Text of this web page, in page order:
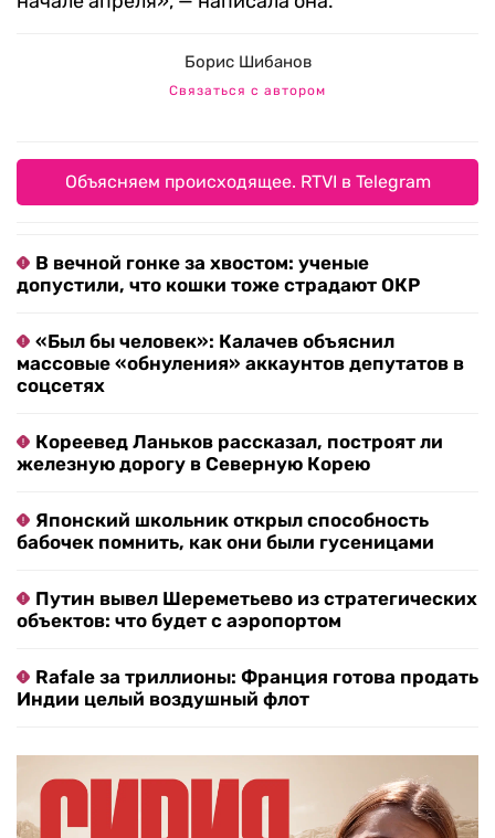
Борис Шибанов
Связаться с автором
Объясняем происходящее. RTVI в Telegram
В вечной гонке за хвостом: ученые
допустили, что кошки тоже страдают ОКР
«Был бы человек»: Калачев объяснил
массовые «обнуления» аккаунтов депутатов в
соцсетях
Кореевед Ланьков рассказал, построят ли
железную дорогу в Северную Корею
Японский школьник открыл способность
бабочек помнить, как они были гусеницами
Путин вывел Шереметьево из стратегических
объектов: что будет с аэропортом
Rafale за триллионы: Франция готова продать
Индии целый воздушный флот